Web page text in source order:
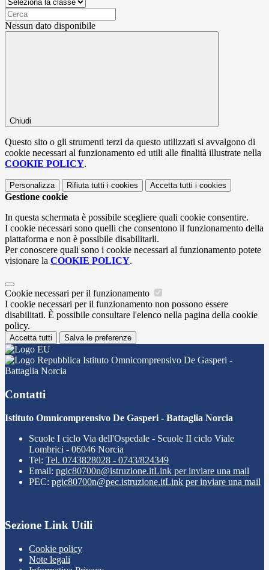
Nessun dato disponibile
Chiudi
Questo sito o gli strumenti terzi da questo utilizzati si avvalgono di
cookie necessari al funzionamento ed utili alle finalità illustrate nella
COOKIE POLICY.
Personalizza Rifiuta tutti i cookies Accetta tutti i cookies
Gestione cookie
In questa schermata è possibile scegliere quali cookie consentire.
I cookie necessari sono quelli che consentono il funzionamento della
piattaforma e non è possibile disabilitarli.
Per conoscere quali sono i cookie necessari al funzionamento potete
visionare la COOKIE POLICY.
Cookie necessari per il funzionamento
I cookie necessari per il funzionamento non possono essere
disabilitati. È possibile consultare l'elenco nella pagina della cookie
policy.
Accetta tutti Salva le preferenze
Istituto Omnicomprensivo De Gasperi -
Battaglia Norcia
Contatti
Istituto Omnicomprensivo De Gasperi - Battaglia Norcia
Scuole I ciclo Via dell'Ospedale - Scuole II ciclo Viale
Lombrici - 06046 Norcia
Tel: Tel. 0743828028 - 0743/824349
Email: pgic80700n@istruzione.itLink per inviare una mail
PEC: pgic80700n@pec.istruzione.itLink per inviare una mail
Sezione Link Utili
Cookie policy
Note legali